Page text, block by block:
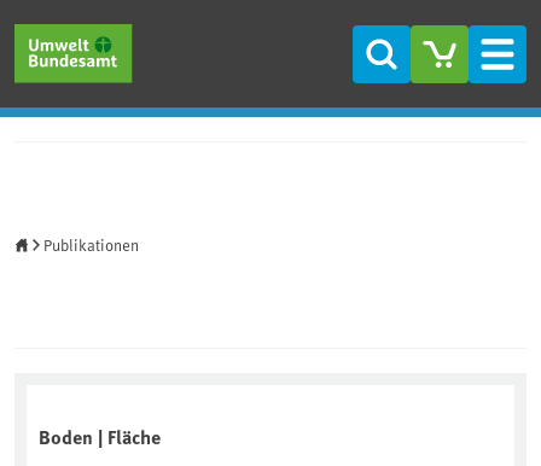
Suche
Publikationen
Boden | Fläche